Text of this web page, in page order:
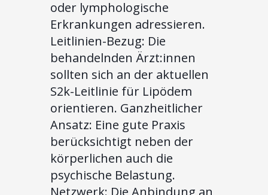
oder lymphologische
Erkrankungen adressieren.
Leitlinien-Bezug: Die
behandelnden Ärzt:innen
sollten sich an der aktuellen
S2k-Leitlinie für Lipödem
orientieren. Ganzheitlicher
Ansatz: Eine gute Praxis
berücksichtigt neben der
körperlichen auch die
psychische Belastung.
Netzwerk: Die Anbindung an